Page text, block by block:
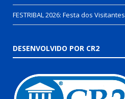
FESTRIBAL 2026: Festa dos
DESENVOLVIDO POR CR2